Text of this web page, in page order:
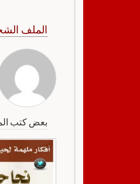
الملف
بعض كتب